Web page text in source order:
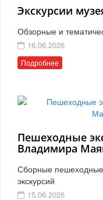
Экскурсии
Обзорные и
16.06.2026
Подробнее
Пешеходные
Владимира
Сборные пешеходные
экскурсий
15.06.2026